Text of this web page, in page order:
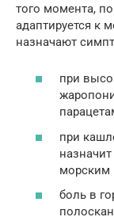
того момента,
адаптируется к
назначают
при
при
морским
боль в